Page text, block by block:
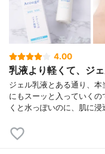
4.00
乳液より軽くて、ジ
ジェル乳液とある通り、
にもスーッと入っていく
くと水っぽいのに、肌に